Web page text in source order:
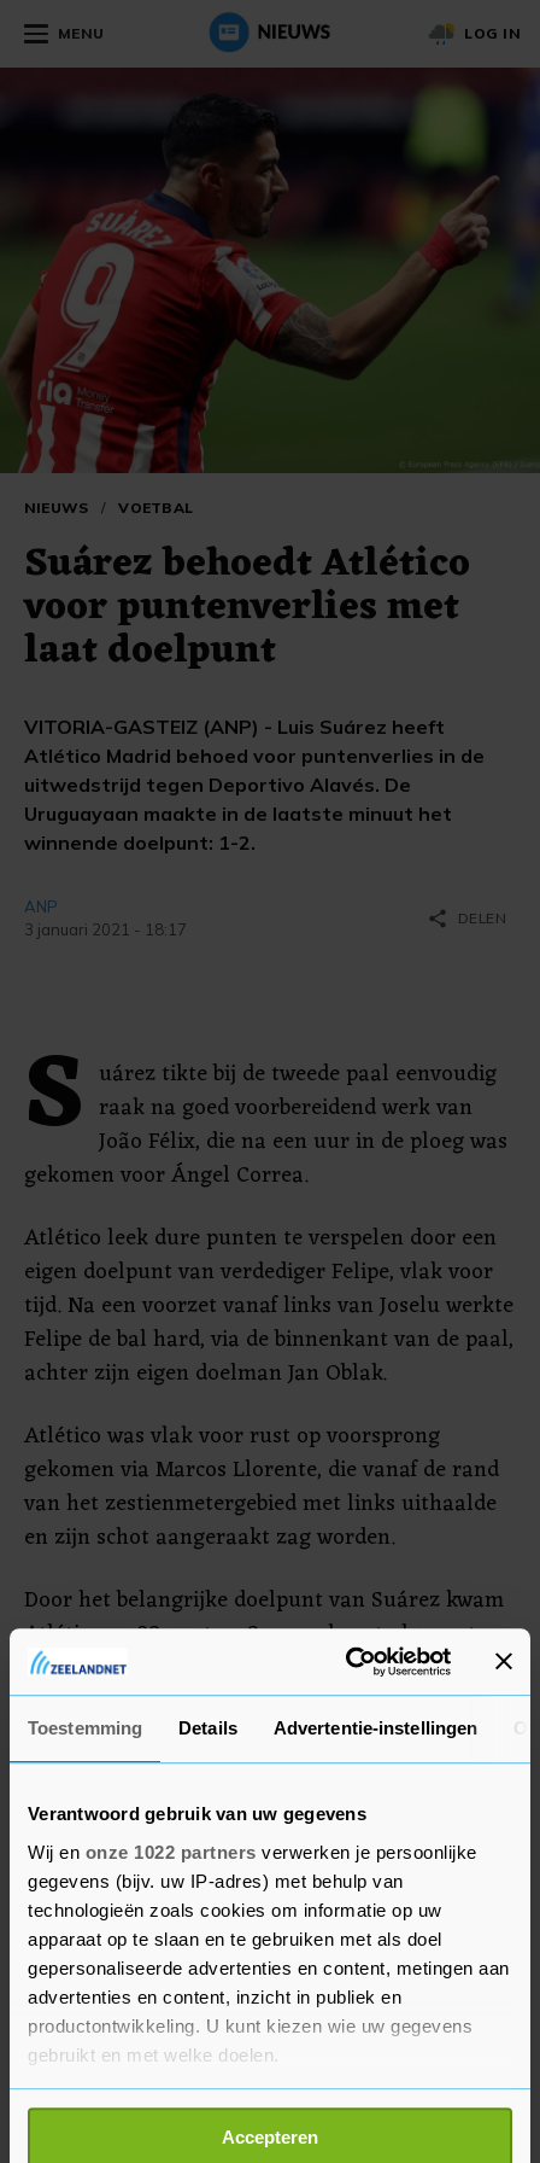
Toestemming Details Advertentie-instellingen
Verantwoord gebruik van uw gegevens
Wij en onze 1022 partners verwerken je persoonlijke
gegevens (bijv. uw IP-adres) met behulp van
technologieën zoals cookies om informatie op uw
apparaat op te slaan en te gebruiken met als doel
gepersonaliseerde advertenties en content, metingen aan
advertenties en content, inzicht in publiek en
productontwikkeling. U kunt kiezen wie uw gegevens
gebruikt en met welke doelen.
Als u het toestaat, willen we ook graag:
Informatie verzamelen over uw geografische
Accepteren
MENU LOG IN
NIEUWS / VOETBAL
Suárez behoedt Atlético
voor puntenverlies met
laat doelpunt
VITORIA-GASTEIZ (ANP) - Luis Suárez heeft
Atlético Madrid behoed voor puntenverlies in de
uitwedstrijd tegen Deportivo Alavés. De
Uruguayaan maakte in de laatste minuut het
winnende doelpunt: 1-2.
ANP
3 januari 2021 - 18:17
share DELEN
S uárez tikte bij de tweede paal eenvoudig
raak na goed voorbereidend werk van
João Félix, die na een uur in de ploeg was
gekomen voor Ángel Correa.
Atlético leek dure punten te verspelen door een
eigen doelpunt van verdediger Felipe, vlak voor
tijd. Na een voorzet vanaf links van Joselu werkte
Felipe de bal hard, via de binnenkant van de paal,
achter zijn eigen doelman Jan Oblak.
Atlético was vlak voor rust op voorsprong
gekomen via Marcos Llorente, die vanaf de rand
van het zestienmetergebied met links uithaalde
en zijn schot aangeraakt zag worden.
Door het belangrijke doelpunt van Suárez kwam
Atlético op 38 punten, 2 meer dan stadgenoot
Real Madrid. Atlético heeft bovendien nog twee
duels tegoed.